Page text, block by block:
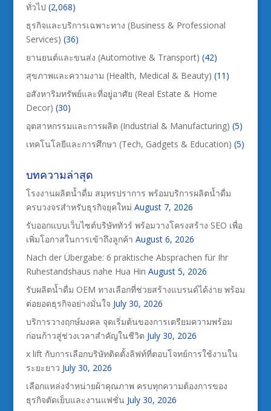
ทั่วไป (2,068)
ธุรกิจและบริการเฉพาะทาง (Business & Professional
Services) (36)
ยานยนต์และขนส่ง (Automotive & Transport) (42)
สุขภาพและความงาม (Health, Medical & Beauty) (11)
อสังหาริมทรัพย์และที่อยู่อาศัย (Real Estate & Home
Decor) (30)
อุตสาหกรรมและการผลิต (Industrial & Manufacturing) (5)
เทคโนโลยีและการศึกษา (Tech, Gadgets & Education) (5)
บทความล่าสุด
โรงงานผลิตน้ำดื่ม สมุทรปราการ พร้อมบริการผลิตน้ำดื่ม
ครบวงจรสำหรับธุรกิจยุคใหม่ August 7, 2026
รับออกแบบเว็บไซต์บริษัททัวร์ พร้อมวางโครงสร้าง SEO เพื่อ
เพิ่มโอกาสในการเข้าถึงลูกค้า August 6, 2026
Nach der Übergabe: 6 praktische Absprachen für Ihr
Ruhestandshaus nahe Hua Hin August 5, 2026
รับผลิตน้ำดื่ม OEM ทางเลือกที่ช่วยสร้างแบรนด์ได้ง่าย พร้อม
ต่อยอดธุรกิจอย่างมั่นใจ July 30, 2026
บริการวางฤกษ์มงคล จุดเริ่มต้นของการเตรียมความพร้อม
ก่อนก้าวสู่ช่วงเวลาสำคัญในชีวิต July 30, 2026
x lift กับการเลือกบริษัทติดตั้งลิฟท์ที่ตอบโจทย์การใช้งานใน
ระยะยาว July 30, 2026
เลือกแหล่งจำหน่ายผ้าคุณภาพ ครบทุกความต้องการของ
ธุรกิจตัดเย็บและงานแฟชั่น July 30, 2026